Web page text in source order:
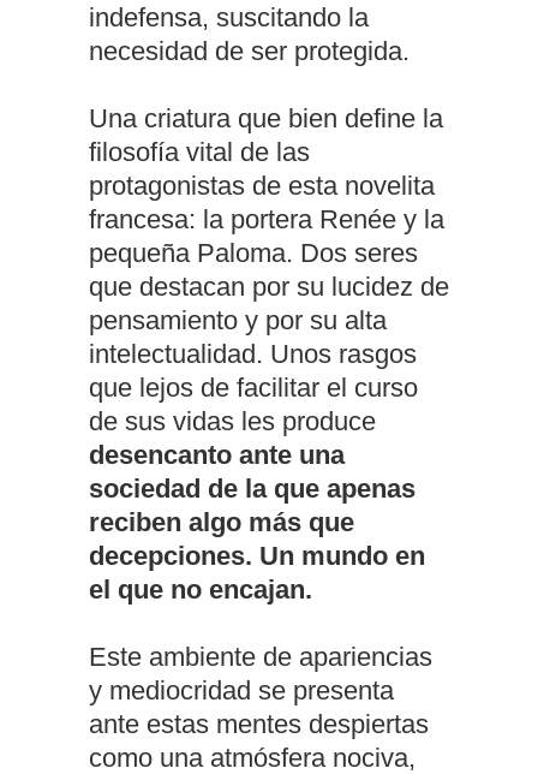
indefensa, suscitando la
necesidad de ser protegida.
Una criatura que bien define la
filosofía vital de las
protagonistas de esta novelita
francesa: la portera Renée y la
pequeña Paloma. Dos seres
que destacan por su lucidez de
pensamiento y por su alta
intelectualidad. Unos rasgos
que lejos de facilitar el curso
de sus vidas les produce
desencanto ante una
sociedad de la que apenas
reciben algo más que
decepciones. Un mundo en
el que no encajan.
Este ambiente de apariencias
y mediocridad se presenta
ante estas mentes despiertas
como una atmósfera nociva,